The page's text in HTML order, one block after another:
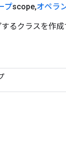
プscope,オペラ
るクラスを作